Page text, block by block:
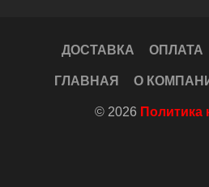
ДОСТАВКА ОПЛАТА
ГЛАВНАЯ О
© 2026 Политика